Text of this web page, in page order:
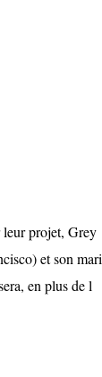
leur projet, Grey
et son mari
en plus de l